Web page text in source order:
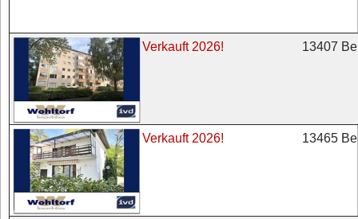
Verkauft 2026! 13407
Verkauft 2026! 13465